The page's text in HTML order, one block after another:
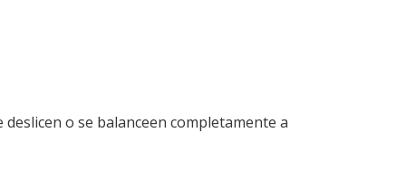
o se balanceen completamente a